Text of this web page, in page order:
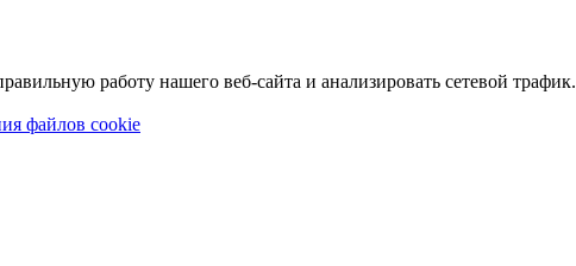
работу нашего веб-сайта и анализировать сетевой трафик.
файлов cookie